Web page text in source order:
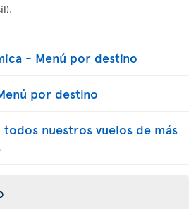
- Menú por destino
por destino
todos nuestros vuelos de más